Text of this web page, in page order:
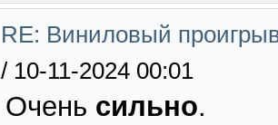
RE: Виниловый
/ 10-11-2024 00:01
Очень сильно.